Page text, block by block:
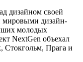
дизайном своей
мировыми дизайн-
молодых
NextGen объехал
Стокгольм, Прага и